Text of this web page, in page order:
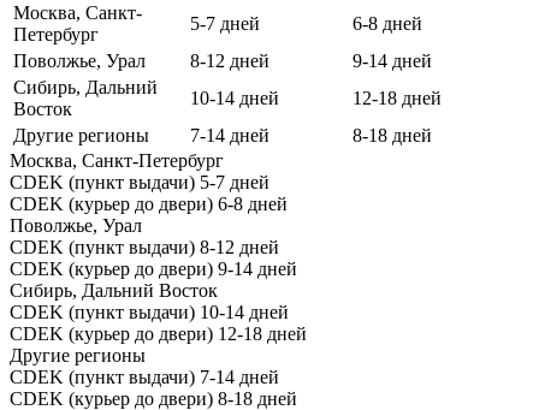
Москва, Санкт-
Петербург
5-7 дней
6-8 дней
Поволжье, Урал
8-12 дней
9-14 дней
Сибирь, Дальний
Восток
10-14 дней
12-18 дней
Другие регионы
7-14 дней
8-18 дней
Москва, Санкт-Петербург
CDEK (пункт выдачи) 5-7 дней
CDEK (курьер до двери) 6-8 дней
Поволжье, Урал
CDEK (пункт выдачи) 8-12 дней
CDEK (курьер до двери) 9-14 дней
Сибирь, Дальний Восток
CDEK (пункт выдачи) 10-14 дней
CDEK (курьер до двери) 12-18 дней
Другие регионы
CDEK (пункт выдачи) 7-14 дней
CDEK (курьер до двери) 8-18 дней